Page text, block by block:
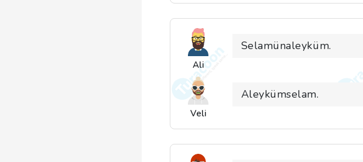
Ali
Selamünaleyküm.
Veli
Aleykümselam.